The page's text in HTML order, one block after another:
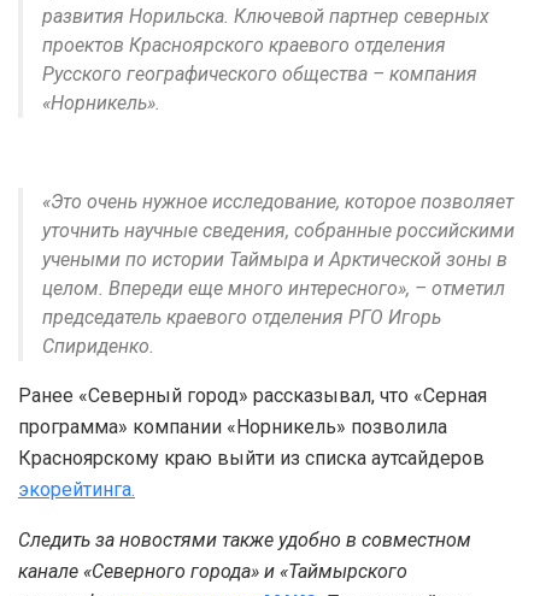
развития Норильска. Ключевой партнер северных
проектов Красноярского краевого отделения
Русского географического общества – компания
«Норникель».
«Это очень нужное исследование, которое позволяет
уточнить научные сведения, собранные российскими
учеными по истории Таймыра и Арктической зоны в
целом. Впереди еще много интересного», – отметил
председатель краевого отделения РГО Игорь
Спириденко.
Ранее «Северный город» рассказывал, что «Серная
программа» компании «Норникель» позволила
Красноярскому краю выйти из списка аутсайдеров
экорейтинга.
Следить за новостями также удобно в совместном
канале «Северного города» и «Таймырского